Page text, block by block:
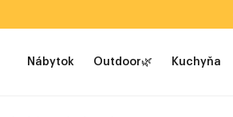
Nábytok Outdoor🌿 Kuchyňa